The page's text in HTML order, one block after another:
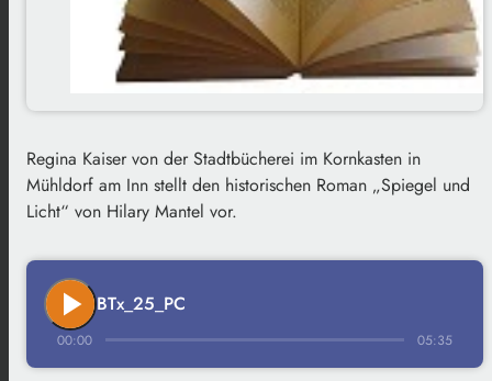
Regina Kaiser von der Stadtbücherei im Kornkasten in
Mühldorf am Inn stellt den historischen Roman „Spiegel und
Licht“ von Hilary Mantel vor.
play_arrow BTx_25_PC
00:00 05:35